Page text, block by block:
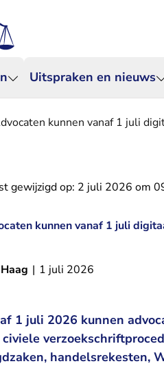
Uitspraken en nieuws
kunnen vanaf 1 juli
gewijzigd op: 2 juli 2026 om
kunnen vanaf 1 juli
| 1 juli 2026
1 juli 2026 kunnen
handelsrekesten,